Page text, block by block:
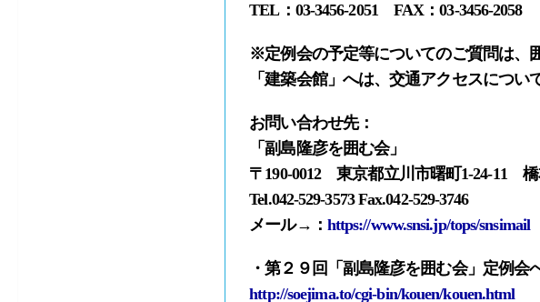
TEL：03-3456-2051 FAX：03-3456-2058
※定例会の予定等についてのご質問は、
「建築会館」へは、交通アクセスについ
お問い合わせ先：
「副島隆彦を囲む会」
〒190-0012 東京都立川市曙町1-24-11
Tel.042-529-3573 Fax.042-529-3746
メール→： https://www.snsi.jp/tops/snsimail
・第２９回「副島隆彦を囲む会」定例会
http://soejima.to/cgi-bin/kouen/kouen.html